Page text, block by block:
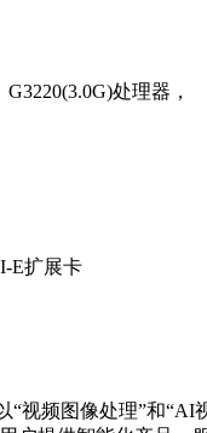
处理器，
E扩展卡
视频图像处理”和